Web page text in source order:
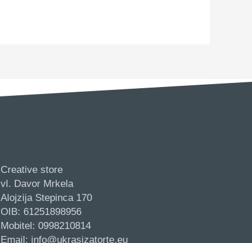
Creative store
vl. Davor Mrkela
Alojzija Stepinca 170
OIB: 61251898956
Mobitel: 0998210814
Email: info@ukrasizatorte.eu